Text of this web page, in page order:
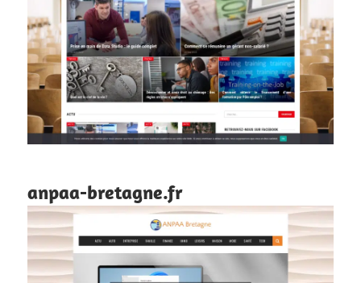
anpaa-bretagne.fr